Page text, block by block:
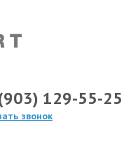
129-55-25
звонок